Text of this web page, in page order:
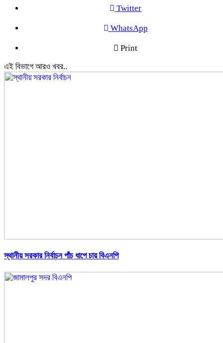
Twitter
WhatsApp
Print
এই বিভাগে আরও খবর..
স্থানীয় সরকার নির্বাচন পাঁচ ধাপে চায় বিএনপি